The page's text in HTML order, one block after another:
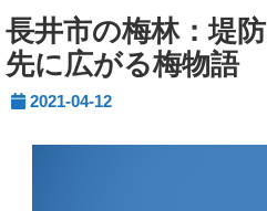
長井市の梅林：堤
先に広がる梅物語
2021-04-12